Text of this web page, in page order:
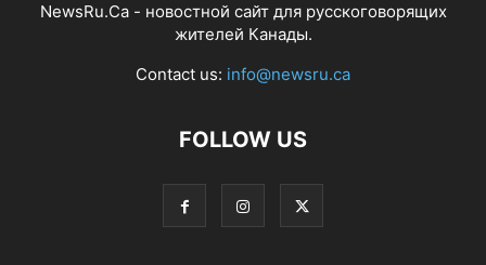
NewsRu.Ca - новостной сайт для русскоговорящих
жителей Канады.
Contact us: info@newsru.ca
FOLLOW US